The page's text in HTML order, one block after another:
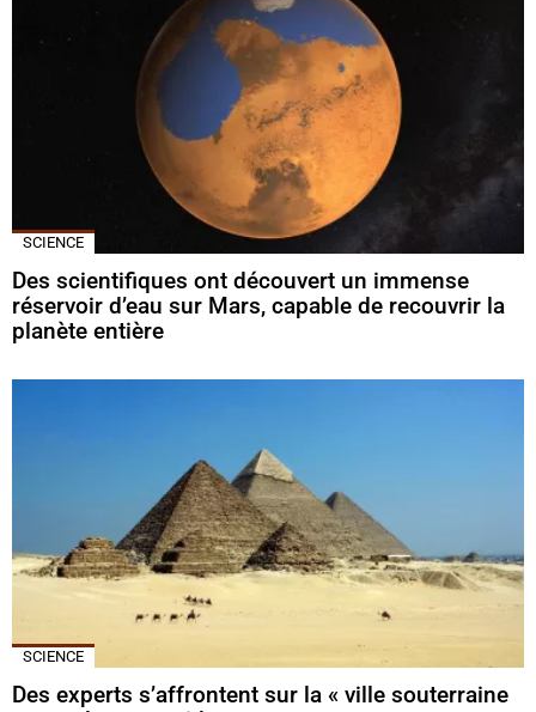
SCIENCE
Des scientifiques ont découvert un immense
réservoir d’eau sur Mars, capable de recouvrir la
planète entière
SCIENCE
Des experts s’affrontent sur la « ville souterraine